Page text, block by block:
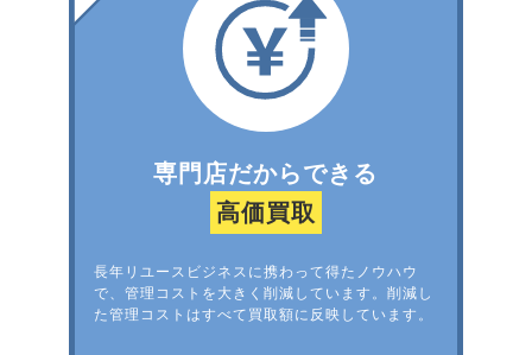
専門店だからできる
高価買取
長年リユースビジネスに携わって得たノウハウ
で、管理コストを大きく削減しています。削減し
た管理コストはすべて買取額に反映しています。